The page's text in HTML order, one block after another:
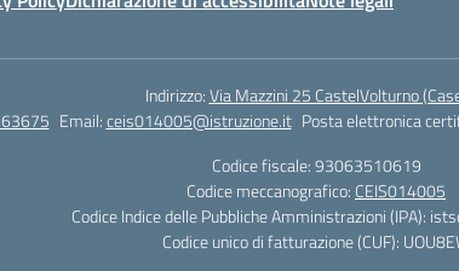
Indirizzo:Via Mazzini 25 CastelVolturno
Email:ceis014005@istruzione.it Posta elettronica
Codice fiscale: 93063510619
Codice meccanografico: CEIS014005
Codice Indice delle Pubbliche Amministrazioni (IPA):
Codice unico di fatturazione (CUF):